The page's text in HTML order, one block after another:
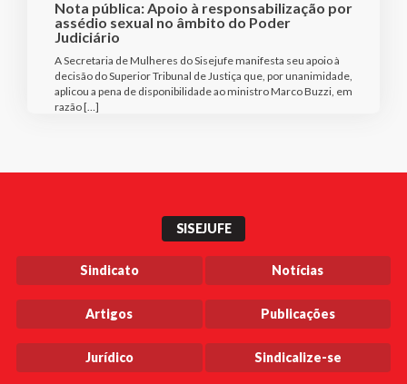
Nota pública: Apoio à responsabilização por
assédio sexual no âmbito do Poder
Judiciário
A Secretaria de Mulheres do Sisejufe manifesta seu apoio à
decisão do Superior Tribunal de Justiça que, por unanimidade,
aplicou a pena de disponibilidade ao ministro Marco Buzzi, em
razão […]
SISEJUFE
Sindicato Notícias
Artigos Publicações
Jurídico Sindicalize-se